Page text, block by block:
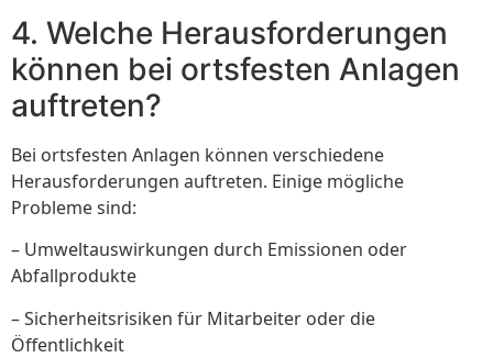
4. Welche Herausforderungen
können bei ortsfesten Anlagen
auftreten?
Bei ortsfesten Anlagen können verschiedene
Herausforderungen auftreten. Einige mögliche
Probleme sind:
– Umweltauswirkungen durch Emissionen oder
Abfallprodukte
– Sicherheitsrisiken für Mitarbeiter oder die
Öffentlichkeit